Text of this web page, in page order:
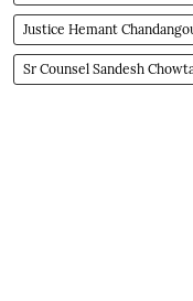
Justice Hemant
Sr Counsel Sandesh